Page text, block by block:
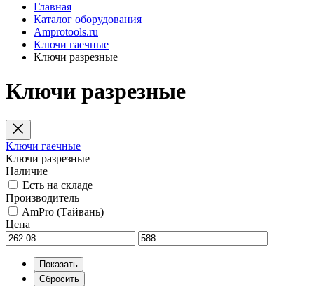
Главная
Каталог оборудования
Amprotools.ru
Ключи гаечные
Ключи разрезные
Ключи разрезные
Ключи гаечные
Ключи разрезные
Наличие
Есть на складе
Производитель
AmPro (Тайвань)
Цена